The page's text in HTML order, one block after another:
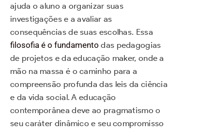
ajuda o aluno a organizar suas
investigações e a avaliar as
consequências de suas escolhas. Essa
filosofia é o fundamento das pedagogias
de projetos e da educação maker, onde a
mão na massa é o caminho para a
compreensão profunda das leis da ciência
e da vida social. A educação
contemporânea deve ao pragmatismo o
seu caráter dinâmico e seu compromisso